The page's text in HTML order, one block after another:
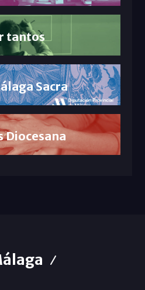
tantos
Sacra
Diocesana